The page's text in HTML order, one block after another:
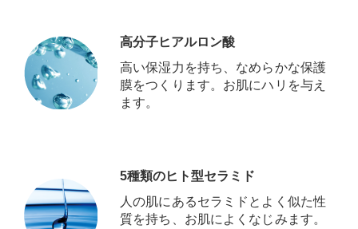
高分子ヒアルロン酸
高い保湿力を持ち、なめらかな保護
膜をつくります。お肌にハリを与え
ます。
5種類のヒト型セラミド
人の肌にあるセラミドとよく似た性
質を持ち、お肌によくなじみます。